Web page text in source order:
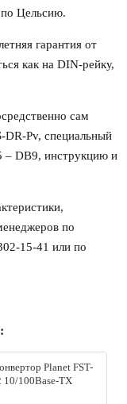
по Цельсию.
гарантия от
как на DIN-рейку,
сам
DR-Pv, специальный
– DB9, инструкцию и
по
15-41 или по
Planet FST-
10/100Base-TX